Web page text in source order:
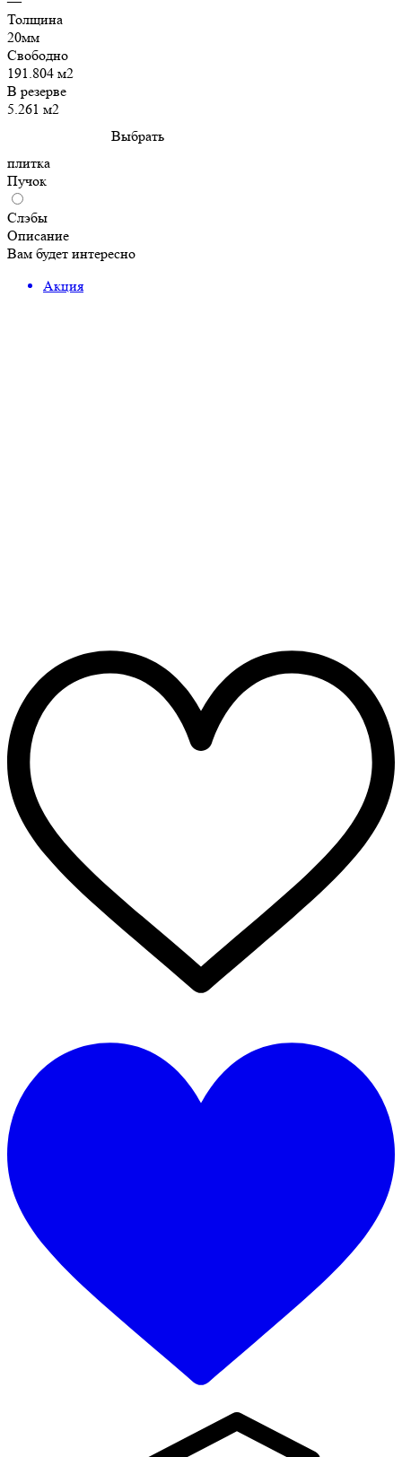
Толщина
20мм
Свободно
191.804 м2
В резерве
5.261 м2
Выбрать
плитка
Пучок
Слэбы
Описание
Вам будет интересно
Акция